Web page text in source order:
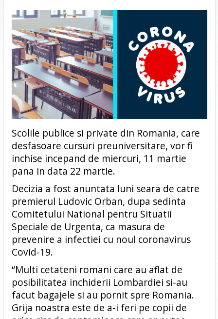
Scolile publice si private din Romania, care
desfasoare cursuri preuniversitare, vor fi
inchise incepand de miercuri, 11 martie
pana in data 22 martie.
Decizia a fost anuntata luni seara de catre
premierul Ludovic Orban, dupa sedinta
Comitetului National pentru Situatii
Speciale de Urgenta, ca masura de
prevenire a infectiei cu noul coronavirus
Covid-19.
“Multi cetateni romani care au aflat de
posibilitatea inchiderii Lombardiei si-au
facut bagajele si au pornit spre Romania.
Grija noastra este de a-i feri pe copii de